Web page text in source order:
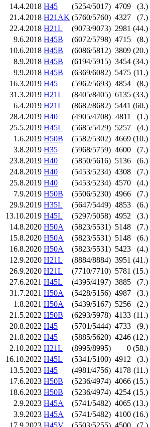
14.4.2018 H45 (5254/5017) 4709 (3.)
21.4.2018 H21AK (5760/5760) 4327 (7.)
22.4.2018 H21L (9073/9073) 2981 (44.)
9.6.2018 H45B (6072/5798) 4715 (8.)
10.6.2018 H45B (6086/5812) 3809 (20.)
8.9.2018 H45B (6194/5915) 3454 (34.)
9.9.2018 H45B (6369/6082) 5475 (11.)
16.3.2019 H45 (5962/5693) 4854 (8.)
31.3.2019 H21L (8405/8405) 6135 (33.)
6.4.2019 H21L (8682/8682) 5441 (60.)
28.4.2019 H40 (4905/4708) 4811 (1.)
25.5.2019 H45L (5685/5429) 5257 (4.)
1.6.2019 H50B (5582/5302) 4669 (10.)
3.8.2019 H35 (5968/5759) 4600 (7.)
23.8.2019 H40 (5850/5616) 5136 (6.)
24.8.2019 H40 (5453/5234) 4308 (7.)
25.8.2019 H40 (5453/5234) 4570 (4.)
7.9.2019 H50B (5506/5230) 4966 (7.)
29.9.2019 H35L (5647/5449) 4853 (6.)
13.10.2019 H45L (5297/5058) 4952 (3.)
14.8.2020 H50A (5823/5531) 5148 (7.)
15.8.2020 H50A (5823/5531) 5148 (6.)
16.8.2020 H50A (5823/5531) 5423 (4.)
12.9.2020 H21L (8884/8884) 3951 (41.)
26.9.2020 H21L (7710/7710) 5781 (15.)
27.6.2021 H45L (4395/4197) 3885 (7.)
31.7.2021 H50A (5428/5156) 4987 (3.)
1.8.2021 H50A (5439/5167) 5256 (2.)
21.5.2022 H50B (6293/5978) 4133 (11.)
20.8.2022 H45 (5701/5444) 4733 (9.)
21.8.2022 H45 (5885/5620) 4246 (12.)
2.10.2022 H21L (8995/8995) 0 (58.)
16.10.2022 H45L (5341/5100) 4912 (3.)
13.5.2023 H45 (4981/4756) 4178 (11.)
17.6.2023 H50B (5236/4974) 4066 (15.)
18.6.2023 H50B (5236/4974) 4254 (15.)
2.9.2023 H45A (5741/5482) 4065 (13.)
3.9.2023 H45A (5741/5482) 4100 (16.)
17.9.2023 H45V (5503/5255) 4500 (7.)